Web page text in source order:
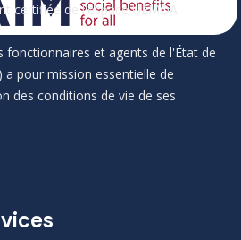
certifiée de l'espace UEMOA.
fonctionnaires et agents de l'État de
a pour mission essentielle de
des conditions de vie de ses